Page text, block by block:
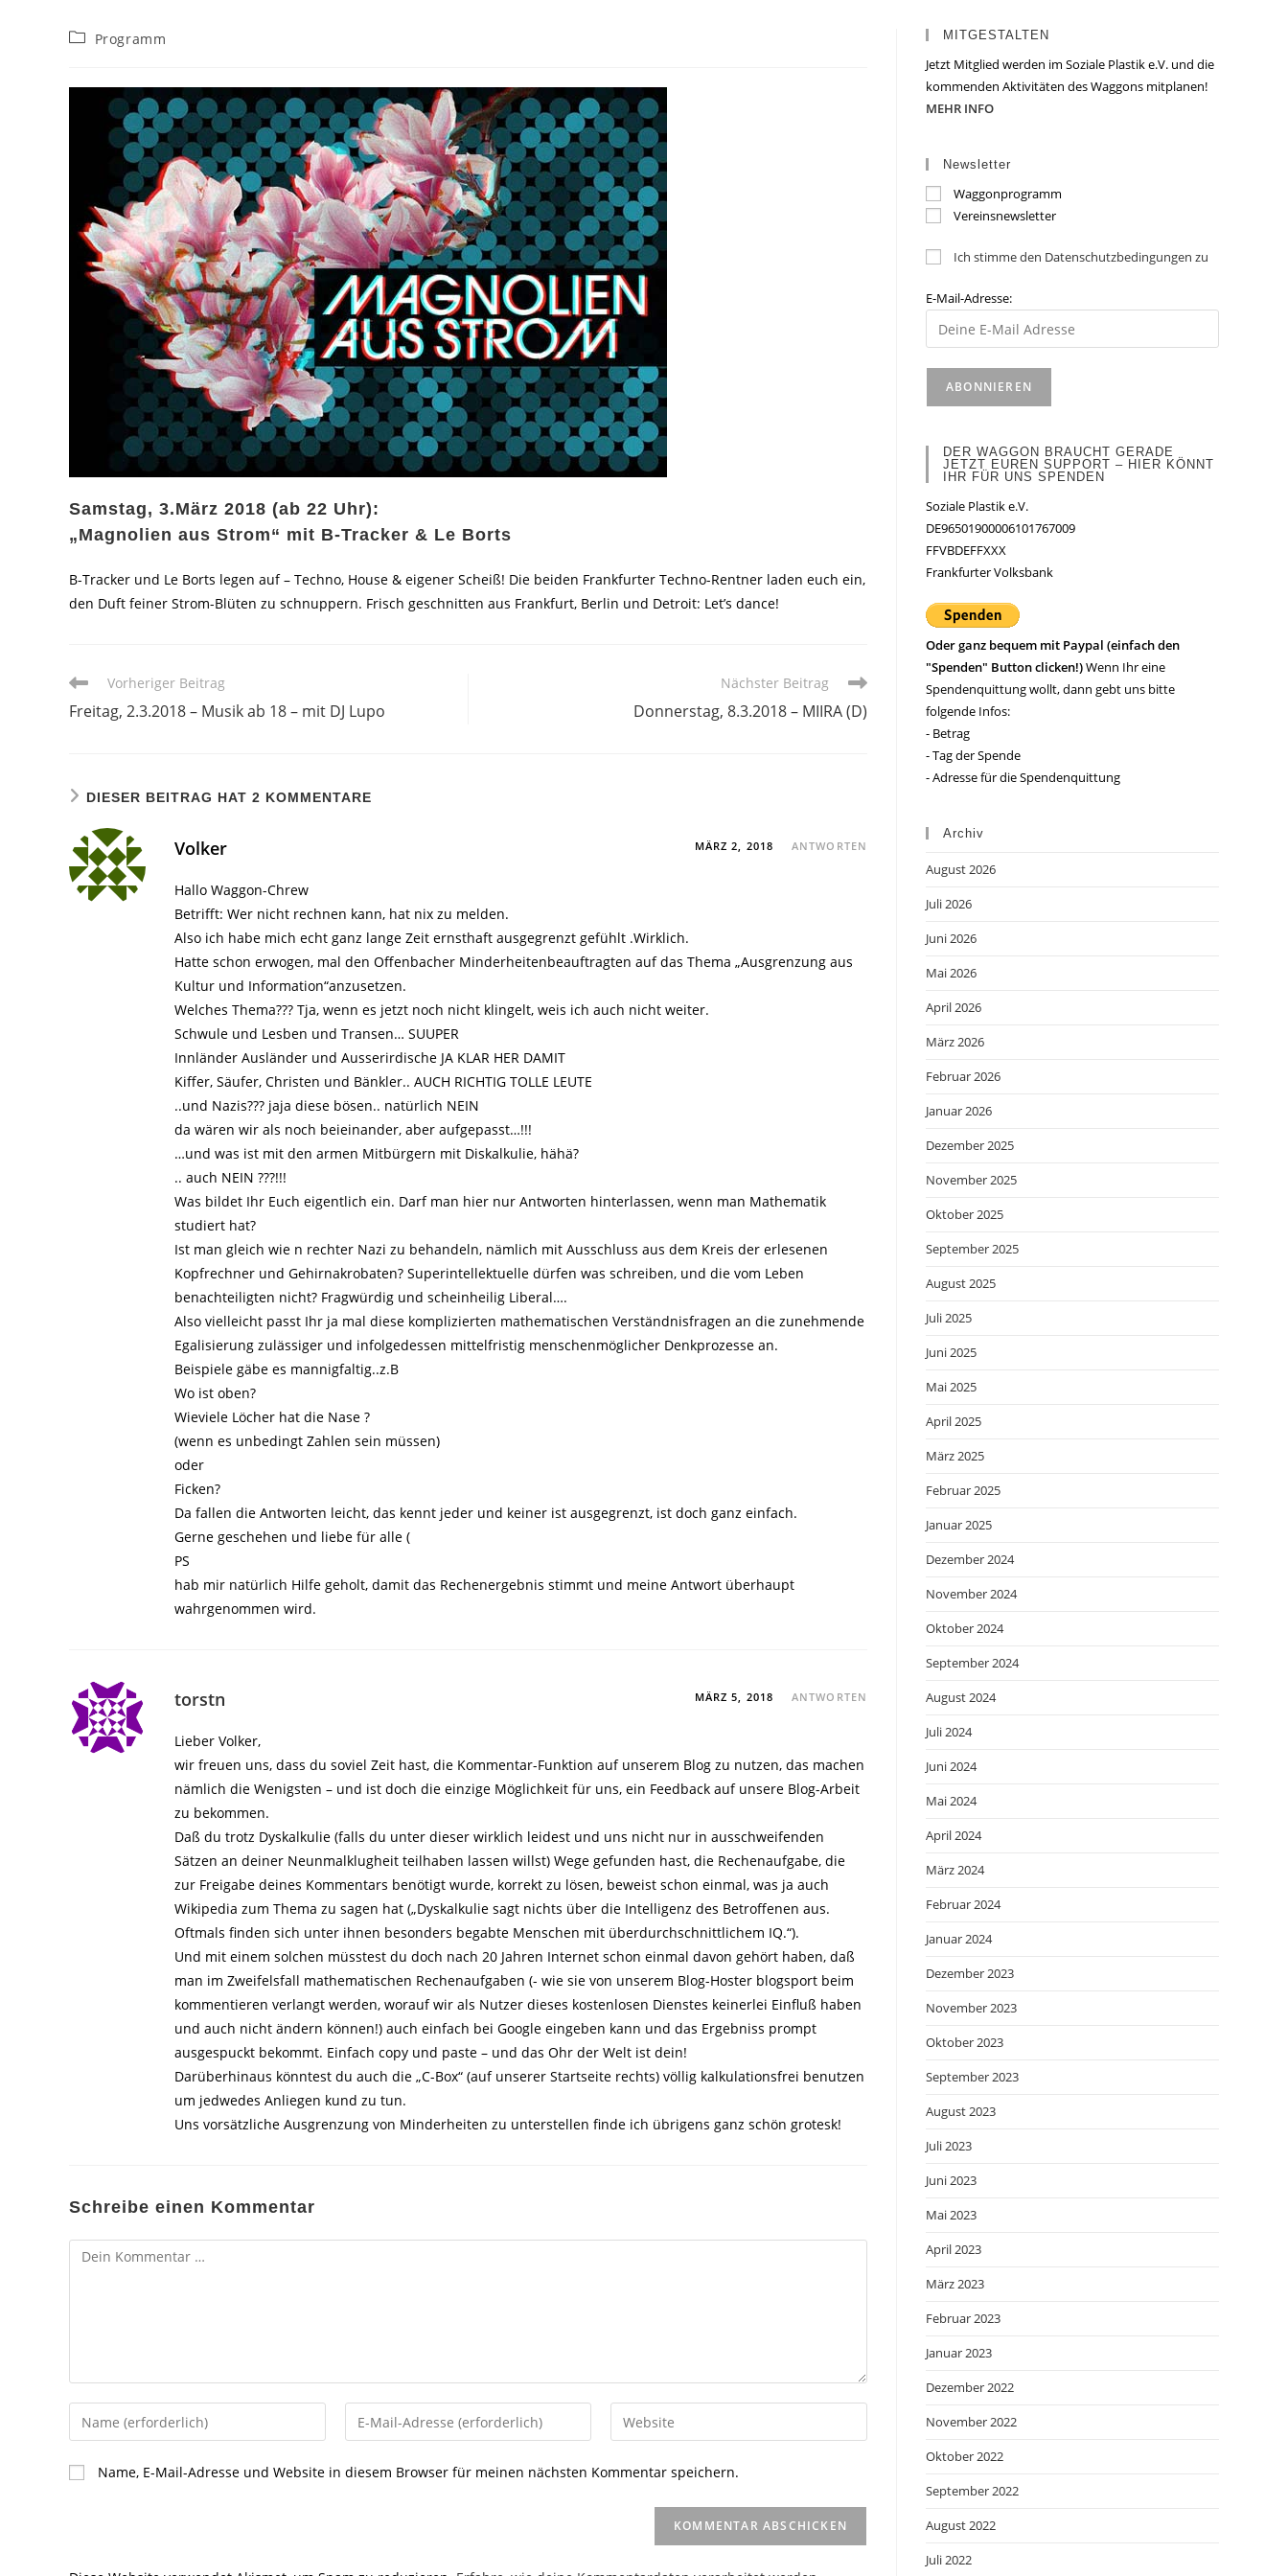
Beitrags-
Programm
Samstag, 3.März 2018 (ab 22 Uhr):
„Magnolien aus Strom“ mit B-Tracker & Le Borts
B-Tracker und Le Borts legen auf – Techno, House & eigener Scheiß! Die beiden Frankfurter Techno-Rentner laden euch ein,
den Duft feiner Strom-Blüten zu schnuppern. Frisch geschnitten aus Frankfurt, Berlin und Detroit: Let’s dance!
Weitere
ansehen
Vorheriger Beitrag
Freitag, 2.3.2018 – Musik ab 18 – mit DJ Lupo
Nächster Beitrag
Donnerstag, 8.3.2018 – MIIRA (D)
DIESER BEITRAG HAT 2 KOMMENTARE
Volker MÄRZ 2, 2018 ANTWORTEN
Hallo Waggon-Chrew
Betrifft: Wer nicht rechnen kann, hat nix zu melden.
Also ich habe mich echt ganz lange Zeit ernsthaft ausgegrenzt gefühlt .Wirklich.
Hatte schon erwogen, mal den Offenbacher Minderheitenbeauftragten auf das Thema „Ausgrenzung aus
Kultur und Information“anzusetzen.
Welches Thema??? Tja, wenn es jetzt noch nicht klingelt, weis ich auch nicht weiter.
Schwule und Lesben und Transen… SUUPER
Innländer Ausländer und Ausserirdische JA KLAR HER DAMIT
Kiffer, Säufer, Christen und Bänkler.. AUCH RICHTIG TOLLE LEUTE
..und Nazis??? jaja diese bösen.. natürlich NEIN
da wären wir als noch beieinander, aber aufgepasst…!!!
…und was ist mit den armen Mitbürgern mit Diskalkulie, hähä?
.. auch NEIN ???!!!
Was bildet Ihr Euch eigentlich ein. Darf man hier nur Antworten hinterlassen, wenn man Mathematik
studiert hat?
Ist man gleich wie n rechter Nazi zu behandeln, nämlich mit Ausschluss aus dem Kreis der erlesenen
Kopfrechner und Gehirnakrobaten? Superintellektuelle dürfen was schreiben, und die vom Leben
benachteiligten nicht? Fragwürdig und scheinheilig Liberal….
Also vielleicht passt Ihr ja mal diese komplizierten mathematischen Verständnisfragen an die zunehmende
Egalisierung zulässiger und infolgedessen mittelfristig menschenmöglicher Denkprozesse an.
Beispiele gäbe es mannigfaltig..z.B
Wo ist oben?
Wieviele Löcher hat die Nase ?
(wenn es unbedingt Zahlen sein müssen)
oder
Ficken?
Da fallen die Antworten leicht, das kennt jeder und keiner ist ausgegrenzt, ist doch ganz einfach.
Gerne geschehen und liebe für alle (
PS
hab mir natürlich Hilfe geholt, damit das Rechenergebnis stimmt und meine Antwort überhaupt
wahrgenommen wird.
torstn MÄRZ 5, 2018 ANTWORTEN
Lieber Volker,
wir freuen uns, dass du soviel Zeit hast, die Kommentar-Funktion auf unserem Blog zu nutzen, das machen
nämlich die Wenigsten – und ist doch die einzige Möglichkeit für uns, ein Feedback auf unsere Blog-Arbeit
zu bekommen.
Daß du trotz Dyskalkulie (falls du unter dieser wirklich leidest und uns nicht nur in ausschweifenden
Sätzen an deiner Neunmalklugheit teilhaben lassen willst) Wege gefunden hast, die Rechenaufgabe, die
zur Freigabe deines Kommentars benötigt wurde, korrekt zu lösen, beweist schon einmal, was ja auch
Wikipedia zum Thema zu sagen hat („Dyskalkulie sagt nichts über die Intelligenz des Betroffenen aus.
Oftmals finden sich unter ihnen besonders begabte Menschen mit überdurchschnittlichem IQ.“).
Und mit einem solchen müsstest du doch nach 20 Jahren Internet schon einmal davon gehört haben, daß
man im Zweifelsfall mathematischen Rechenaufgaben (- wie sie von unserem Blog-Hoster blogsport beim
kommentieren verlangt werden, worauf wir als Nutzer dieses kostenlosen Dienstes keinerlei Einfluß haben
und auch nicht ändern können!) auch einfach bei Google eingeben kann und das Ergebniss prompt
ausgespuckt bekommt. Einfach copy und paste – und das Ohr der Welt ist dein!
Darüberhinaus könntest du auch die „C-Box“ (auf unserer Startseite rechts) völlig kalkulationsfrei benutzen
um jedwedes Anliegen kund zu tun.
Uns vorsätzliche Ausgrenzung von Minderheiten zu unterstellen finde ich übrigens ganz schön grotesk!
Schreibe einen Kommentar
Kommentar
Gib
deinen
Namen
oder
Gib
deine
Gib
deine
Name, E-Mail-Adresse und Website in diesem Browser für meinen nächsten Kommentar speichern.
MITGESTALTEN
Jetzt Mitglied werden im Soziale Plastik e.V. und die
kommenden Aktivitäten des Waggons mitplanen!
MEHR INFO
Newsletter
Waggonprogramm
Vereinsnewsletter
Ich stimme den Datenschutzbedingungen zu
E-Mail-Adresse:
DER WAGGON BRAUCHT GERADE
JETZT EUREN SUPPORT – HIER KÖNNT
IHR FÜR UNS SPENDEN
Soziale Plastik e.V.
DE96501900006101767009
FFVBDEFFXXX
Frankfurter Volksbank
Oder ganz bequem mit Paypal (einfach den
"Spenden" Button clicken!)Wenn Ihr eine
Spendenquittung wollt, dann gebt uns bitte
folgende Infos:
- Betrag
- Tag der Spende
- Adresse für die Spendenquittung
Archiv
August 2026
Juli 2026
Juni 2026
Mai 2026
April 2026
März 2026
Februar 2026
Januar 2026
Dezember 2025
November 2025
Oktober 2025
September 2025
August 2025
Juli 2025
Juni 2025
Mai 2025
April 2025
März 2025
Februar 2025
Januar 2025
Dezember 2024
November 2024
Oktober 2024
September 2024
August 2024
Juli 2024
Juni 2024
Mai 2024
April 2024
März 2024
Februar 2024
Januar 2024
Dezember 2023
November 2023
Oktober 2023
September 2023
August 2023
Juli 2023
Juni 2023
Mai 2023
April 2023
März 2023
Februar 2023
Januar 2023
Dezember 2022
November 2022
Oktober 2022
September 2022
August 2022
Juli 2022